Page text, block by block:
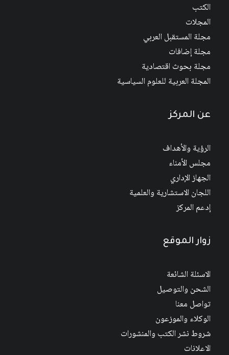
الكتب
المجلات
مجلة المستقبل العربي
مجلة إضافات
مجلة بحوث اقتصادية
المجلة العربية للعلوم السياسية
عن المركز
الرؤية والأهداف
مجلس الأمناء
الجهاز الإداري
اللجان الاستشارية والعلمية
إدعم المركز
زوار الموقع
الاسئلة الشائعة
الشحن والتوصيل
تواصل معنا
الوكلاء والموزعون
شروط نشر الكتب والمنشورات
الاعلانات